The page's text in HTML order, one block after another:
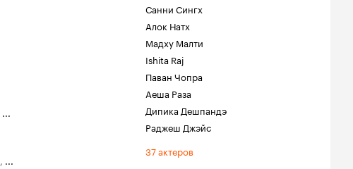
...
, ...
Санни Сингх
Алок Натх
Мадху Малти
Ishita Raj
Паван Чопра
Аеша Раза
Дипика Дешпандэ
Раджеш Джэйс
37 актеров